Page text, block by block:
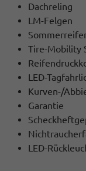
Dachreling
LM-Felgen
Tire-Mobility
LED-
Kurven-/
Garantie
LED-